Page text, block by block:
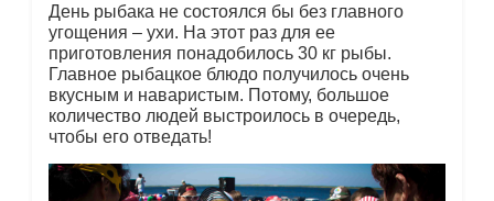
День рыбака не состоялся бы без главного
угощения – ухи. На этот раз для ее
приготовления понадобилось 30 кг рыбы.
Главное рыбацкое блюдо получилось очень
вкусным и наваристым. Потому, большое
количество людей выстроилось в очередь,
чтобы его отведать!